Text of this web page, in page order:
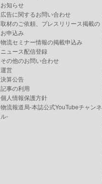
お知らせ
広告に関するお問い合わせ
取材のご依頼、プレスリリース掲載の
お申込み
物流セミナー情報の掲載申込み
ニュース配信登録
その他のお問い合わせ
運営
決算公告
記事の利用
個人情報保護方針
物流報道局-本誌公式YouTubeチャンネ
ル-